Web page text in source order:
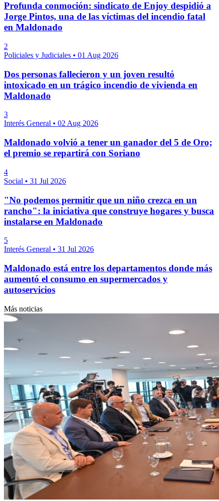
Profunda conmoción: sindicato de Enjoy despidió a
Jorge Pintos, una de las víctimas del incendio fatal
en Maldonado
2
Policiales y Judiciales • 01 Aug 2026
Dos personas fallecieron y un joven resultó
intoxicado en un trágico incendio de vivienda en
Maldonado
3
Interés General • 02 Aug 2026
Maldonado volvió a tener un ganador del 5 de Oro;
el premio se repartirá con Soriano
4
Social • 31 Jul 2026
"No podemos permitir que un niño crezca en un
rancho": la iniciativa que construye hogares y busca
instalarse en Maldonado
5
Interés General • 31 Jul 2026
Maldonado está entre los departamentos donde más
aumentó el consumo en supermercados y
autoservicios
Más noticias